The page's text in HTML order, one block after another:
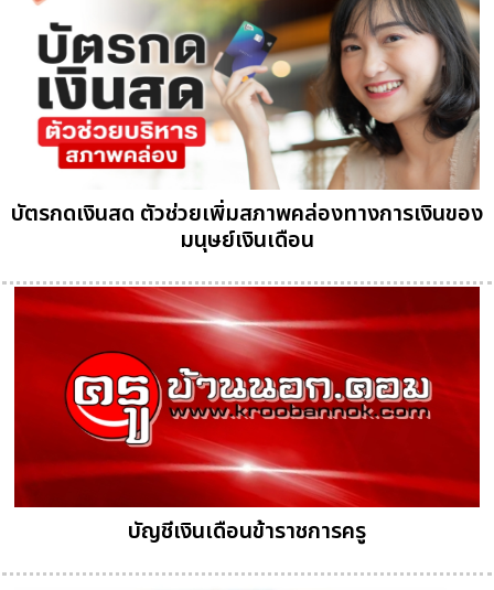
บัตรกดเงินสด ตัวช่วยเพิ่มสภาพคล่องทางการเงินของ
มนุษย์เงินเดือน
บัญชีเงินเดือนข้าราชการครู